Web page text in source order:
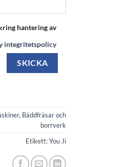
hantering av
integritetspolicy
, Bäddfräsar och
borrverk
Etikett:You Ji